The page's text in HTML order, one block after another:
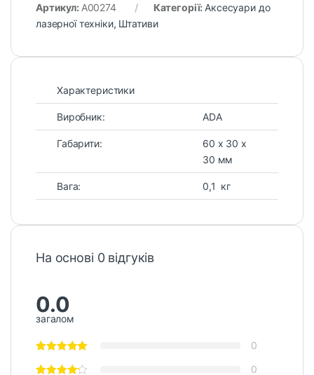
Артикул: A00274 Категорії: Аксесуари до
лазерної техніки, Штативи
Характеристики
Виробник: ADA
Габарити:
60 х 30 х
30 мм
Вага: 0,1 кг
На основі 0 відгуків
0.0
загалом
0
0